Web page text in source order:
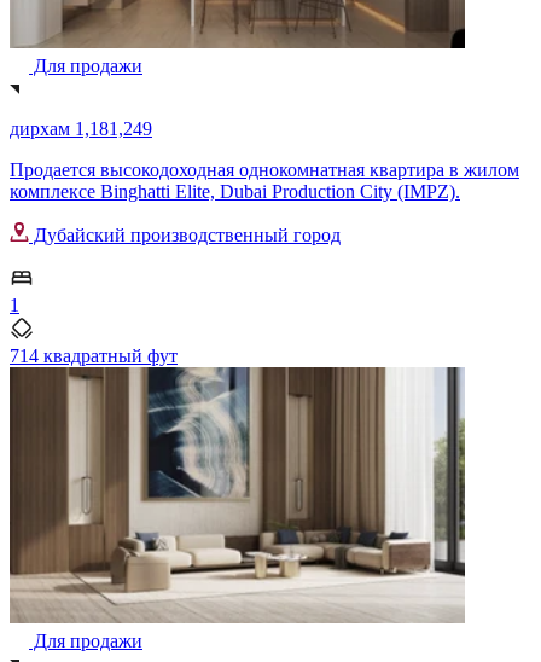
Для продажи
дирхам 1,181,249
Продается высокодоходная однокомнатная квартира в жилом
комплексе Binghatti Elite, Dubai Production City (IMPZ).
Дубайский производственный город
1
714 квадратный фут
Для продажи